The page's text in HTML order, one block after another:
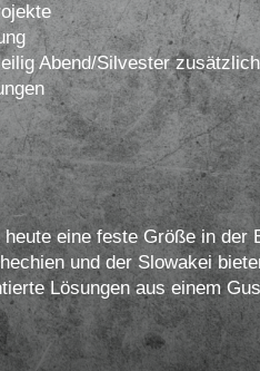
Abend/Silvester
eine feste Größe in der
und der Slowakei
Lösungen aus einem